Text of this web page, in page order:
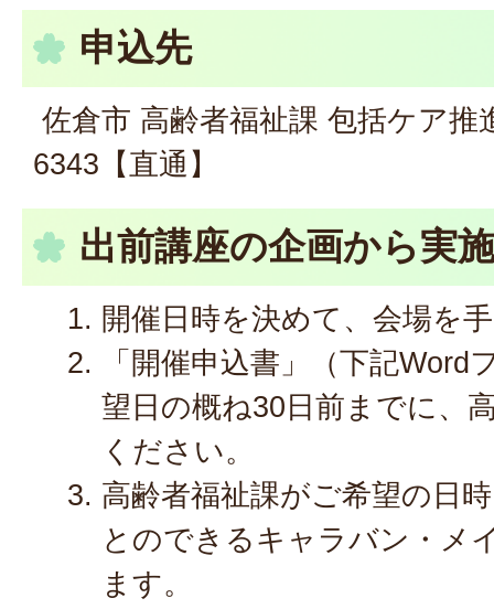
申込先
佐倉市 高齢者福祉課 包括ケア推
6343【直通】
出前講座の企画から実
開催日時を決めて、会場を
「開催申込書」（下記
望日の概ね30日前までに、
ください。
高齢者福祉課がご希望の日
とのできるキャラバン・メ
ます。